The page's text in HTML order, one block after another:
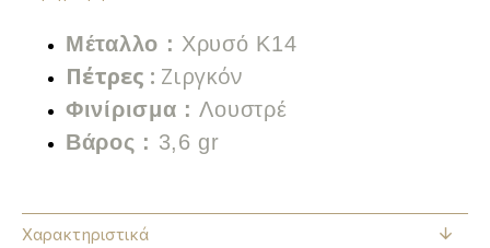
Μέταλλο : Χρυσό Κ14
Πέτρες : Ζιργκόν
Φινίρισμα : Λουστρέ
Βάρος : 3,6 gr
Χαρακτηριστικά